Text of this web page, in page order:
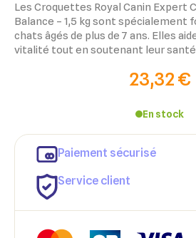
Les Croquettes Royal Canin Expert
Balance – 1,5 kg sont spécialement
chats âgés de plus de 7 ans. Elles
vitalité tout en soutenant leur
23,32 €
En stock
Paiement sécurisé
Service client
Nom de la liste d'envies
Vous devez être connecté pour
liste d'envies.